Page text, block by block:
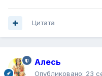
Цитата
Алесь
Опубликовано: 23